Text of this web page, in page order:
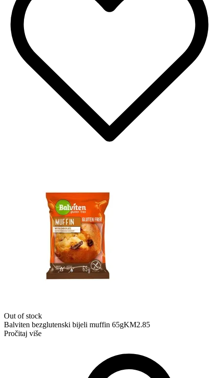
Out of stock
Balviten bezglutenski bijeli muffin 65gKM2.85
Pročitaj više